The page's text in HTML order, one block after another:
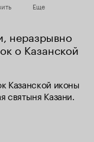
Еще
неразрывно
о Казанской
Казанской иконы
святыня Казани.
истории: